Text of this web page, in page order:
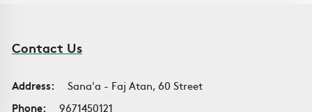
Contact Us
Address:
Sana'a - Faj Atan, 60 Street
Phone:
9671450121